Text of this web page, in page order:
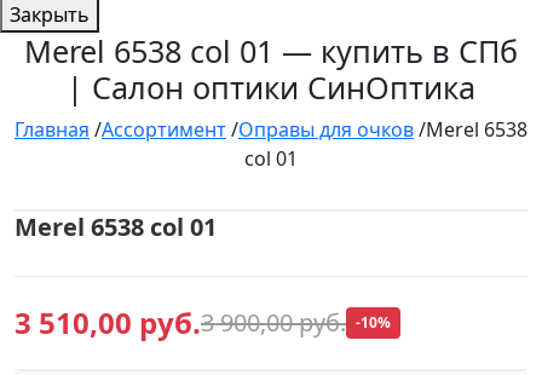
Закрыть
Merel 6538 col 01 — купить в СПб
| Салон оптики СинОптика
Главная /Ассортимент/Оправы для очков/Merel 6538
col 01
Merel 6538 col 01
3 510,00 руб.3 900,00 руб. -10%